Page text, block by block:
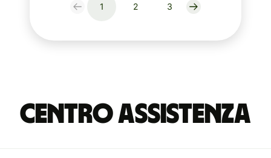
1 2 3
Centro Assistenza